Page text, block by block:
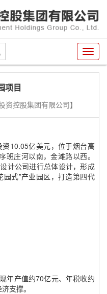
项目
资控股集团有限公司】
10.05亿美元，位于烟台高
班庄河以南，金滩路以西。
计公司进行总体设计，形成
式”产业园区，打造第四代
年产值约70亿元、年税收约
支撑。